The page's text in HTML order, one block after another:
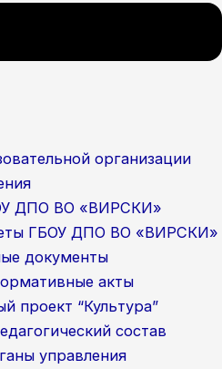
организации
ДПО ВО «ВИРСКИ»
ГБОУ ДПО ВО «ВИРСКИ»
документы
акты
проект “Культура”
состав
управления